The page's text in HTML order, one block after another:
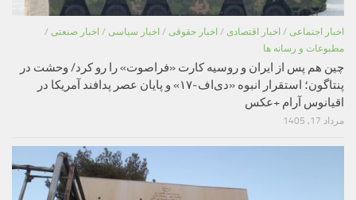
اخبار اجتماعی / اخبار اقتصادی / اخبار حقوقی / اخبار سیاسی / اخبار صنعتی /
مطبوعات و رسانه ها
چین هم پس از ایران و روسیه کارت «فراصوت» را رو کرد/ وحشت در
پنتاگون؛ استقرار انبوه «دی‌اف‑۱۷» و پایان عصر پدافند آمریکا در
اقیانوس آرام +عکس
مرداد 17, 1405